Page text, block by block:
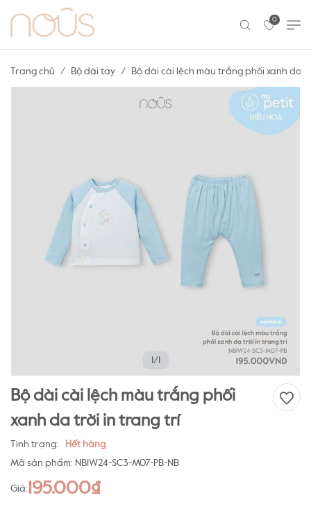
0
Trang chủ Bộ dài tay Bộ dài cài lệch màu trắng phối xanh da
1/1
Bộ dài cài lệch màu trắng phối
xanh da trời in trang trí
Tình trạng:
Hết hàng
Mã sản phẩm: NB1W24-SC3-M07-PB-NB
Giá: 195.000₫